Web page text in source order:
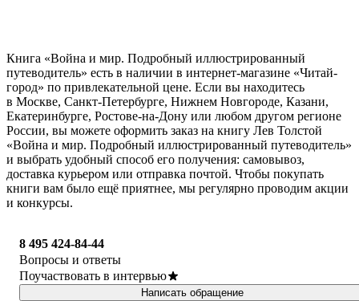
Книга «Война и мир. Подробный иллюстрированный
путеводитель» есть в наличии в интернет-магазине «Читай-
город» по привлекательной цене. Если вы находитесь
в Москве, Санкт-Петербурге, Нижнем Новгороде, Казани,
Екатеринбурге, Ростове-на-Дону или любом другом регионе
России, вы можете оформить заказ на книгу Лев Толстой
«Война и мир. Подробный иллюстрированный путеводитель»
и выбрать удобный способ его получения: самовывоз,
доставка курьером или отправка почтой. Чтобы покупать
книги вам было ещё приятнее, мы регулярно проводим акции
и конкурсы.
8 495 424-84-44
Вопросы и ответы
Поучаствовать в интервью
Написать обращение